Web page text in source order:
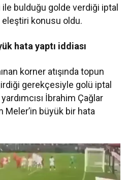
bulduğu golde verdiği iptal
eleştiri konusu oldu.
hata yaptı iddiası
korner atışında topun
gerekçesiyle golü iptal
İbrahim Çağlar
Meler’in büyük bir hata